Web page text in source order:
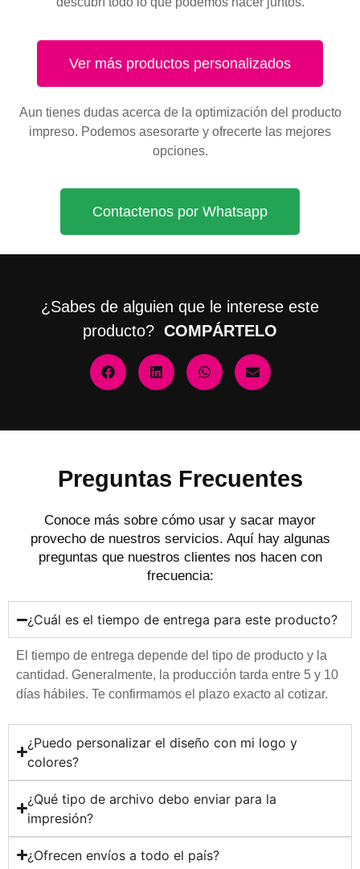
Aun tienes dudas acerca de la optimización del producto
impreso. Podemos asesorarte y ofrecerte las mejores
opciones.
Contactenos por Whatsapp
Ver más productos personalizados
¿Sabes de alguien que le interese este
producto? COMPÁRTELO
Preguntas Frecuentes
Conoce más sobre cómo usar y sacar mayor
provecho de nuestros servicios. Aquí hay algunas
preguntas que nuestros clientes nos hacen con
frecuencia:
¿Cuál es el tiempo de entrega para este producto?
El tiempo de entrega depende del tipo de producto y la
cantidad. Generalmente, la producción tarda entre 5 y 10
días hábiles. Te confirmamos el plazo exacto al cotizar.
¿Puedo personalizar el diseño con mi logo y
colores?
¿Qué tipo de archivo debo enviar para la
impresión?
¿Ofrecen envíos a todo el país?